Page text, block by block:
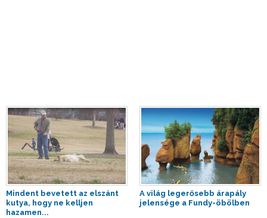
Mindent bevetett az elszánt
kutya, hogy ne kelljen
hazamen...
A világ legerősebb árapály
jelensége a Fundy-öbölben